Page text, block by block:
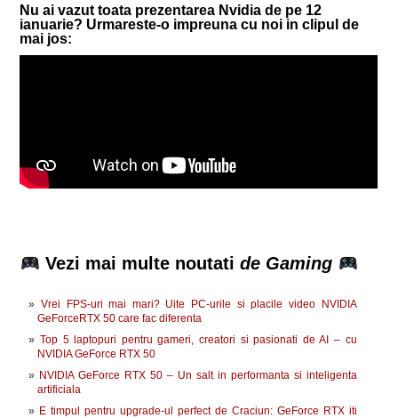
Nu ai vazut toata prezentarea Nvidia de pe 12
ianuarie? Urmareste-o impreuna cu noi in clipul de
mai jos:
Vezi mai multe noutati de Gaming
Vrei FPS-uri mai mari? Uite PC-urile si placile video NVIDIA
GeForceRTX 50 care fac diferenta
Top 5 laptopuri pentru gameri, creatori si pasionati de AI – cu
NVIDIA GeForce RTX 50
NVIDIA GeForce RTX 50 – Un salt in performanta si inteligenta
artificiala
E timpul pentru upgrade-ul perfect de Craciun: GeForce RTX iti